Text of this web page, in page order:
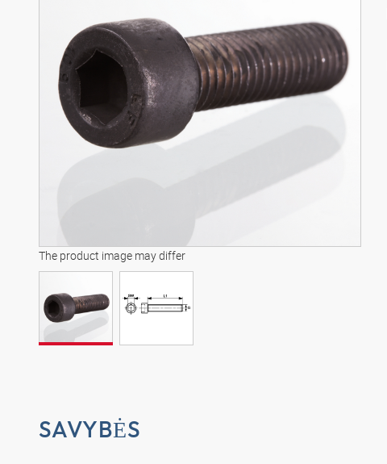
The product image may differ
SAVYBĖS